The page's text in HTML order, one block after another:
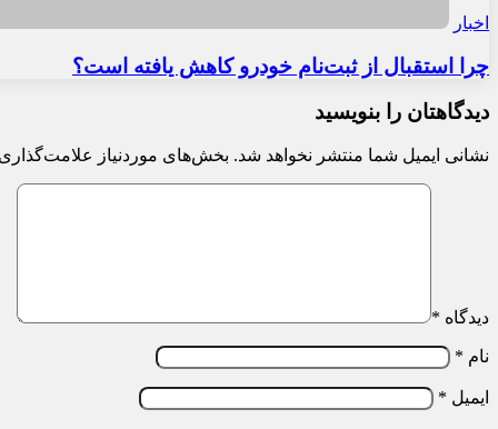
اخبار
چرا استقبال از ثبت‌نام خودرو کاهش یافته است؟
دیدگاهتان را بنویسید
نشانی ایمیل شما منتشر نخواهد شد. بخش‌های موردنیاز
دیدگاه *
نام *
ایمیل *